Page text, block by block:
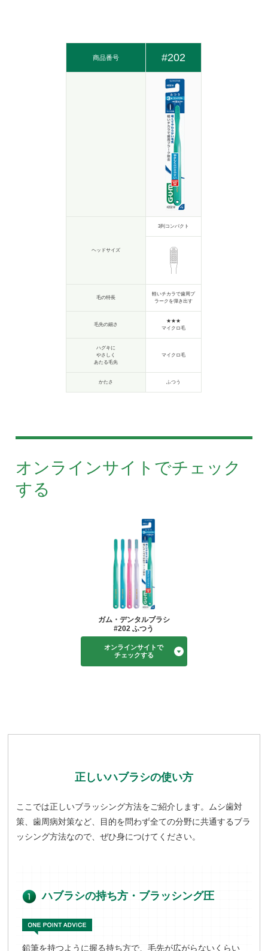
商品番号 #202
ヘッドサイズ
3列コンパクト
毛の特長
軽いチカラで歯周プ
ラークを弾き出す
毛先の細さ
★★★
マイクロ毛
ハグキに
やさしく
あたる毛先
マイクロ毛
かたさ ふつう
オンラインサイトでチェック
する
ガム・デンタルブラシ
#202 ふつう
オンラインサイトで
チェックする
正しいハブラシの使い方
ここでは正しいブラッシング方法をご紹介します。ムシ歯対
策、歯周病対策など、目的を問わず全ての分野に共通するブラ
ッシング方法なので、ぜひ身につけてください。
ハブラシの持ち方・ブラッシング圧
鉛筆を持つように握る持ち方で、毛先が広がらないくらい